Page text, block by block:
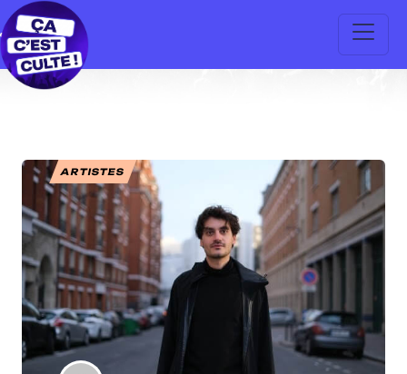
ARTISTES